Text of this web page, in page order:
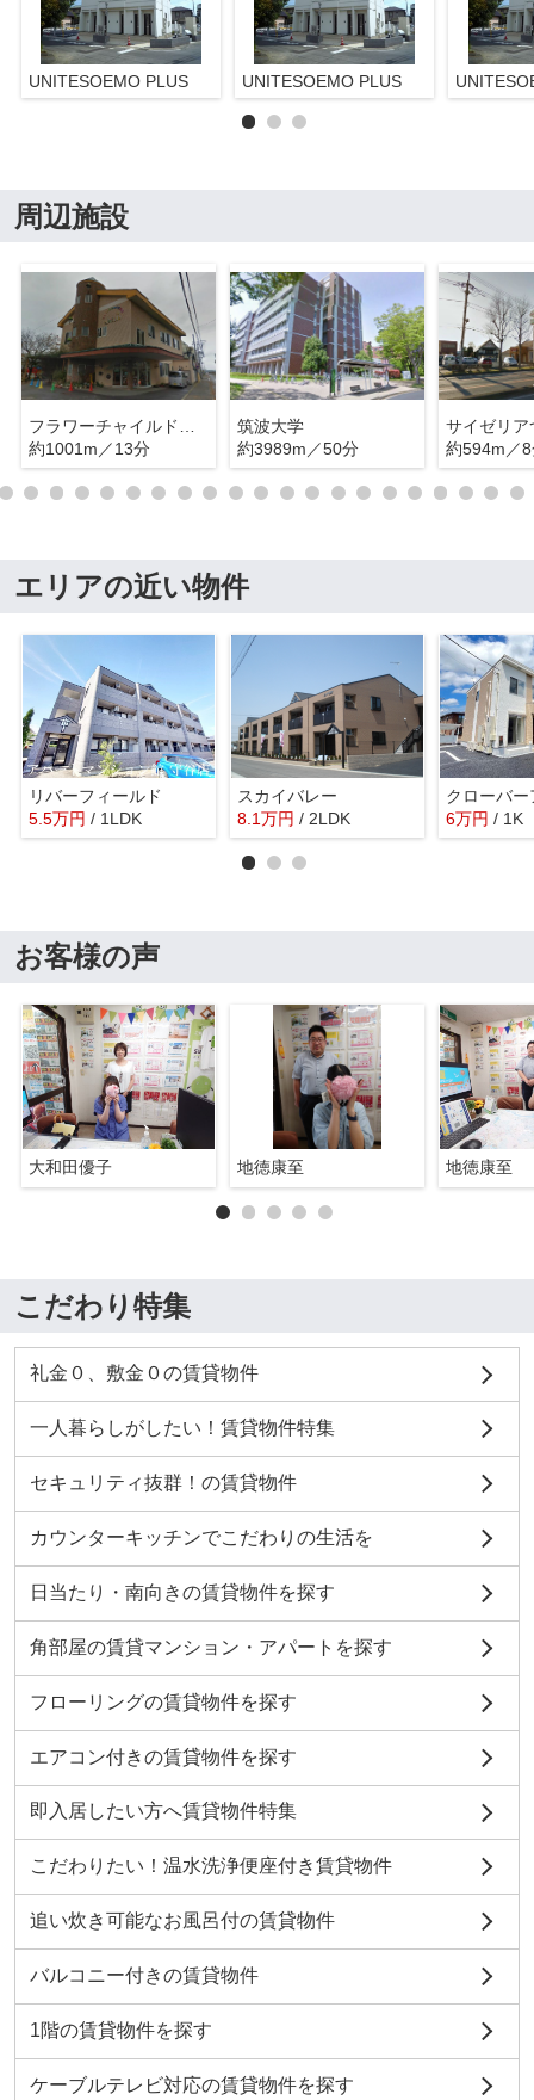
UNITESOEMO PLUS UNITESOEMO PLUS
周辺施設
約1001m／13分
筑波大学
約3989m／50分
約594m／
エリアの近い物件
リバーフィールド
5.5万円 / 1LDK
スカイバレー
8.1万円 / 2LDK
クローバー
6万円 / 1K
お客様の声
大和田優子 地徳康至 地徳康至
こだわり特集
礼金０、敷金０の賃貸物件
一人暮らしがしたい！賃貸物件特集
セキュリティ抜群！の賃貸物件
カウンターキッチンでこだわりの生活を
日当たり・南向きの賃貸物件を探す
角部屋の賃貸マンション・アパートを探す
フローリングの賃貸物件を探す
エアコン付きの賃貸物件を探す
即入居したい方へ賃貸物件特集
こだわりたい！温水洗浄便座付き賃貸物件
追い炊き可能なお風呂付の賃貸物件
バルコニー付きの賃貸物件
1階の賃貸物件を探す
ケーブルテレビ対応の賃貸物件を探す